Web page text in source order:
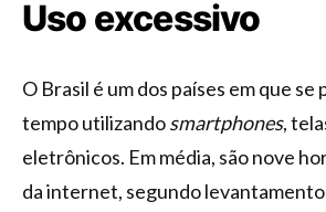
Uso excessivo
O Brasil é um dos países em que se
tempo utilizandosmartphones,
eletrônicos. Em média, são nove
da internet, segundo